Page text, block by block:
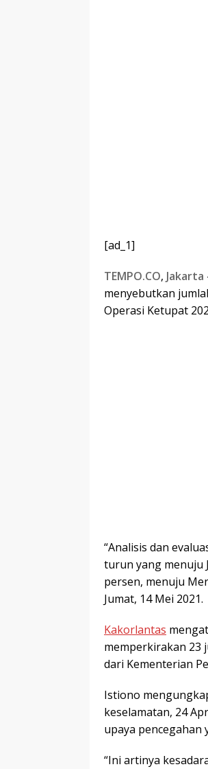
[ad_1]
TEMPO.CO, Jakarta
menyebutkan
Operasi Ketupat
“Analisis dan
turun yang menuju
persen, menuju
Jumat, 14 Mei 2021.
Kakorlantas
memperkirakan 23
dari Kementerian
Istiono
keselamatan, 24
upaya pencegahan
“Ini artinya